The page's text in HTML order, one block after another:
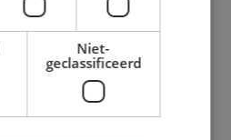
Niet-
geclassificeerd